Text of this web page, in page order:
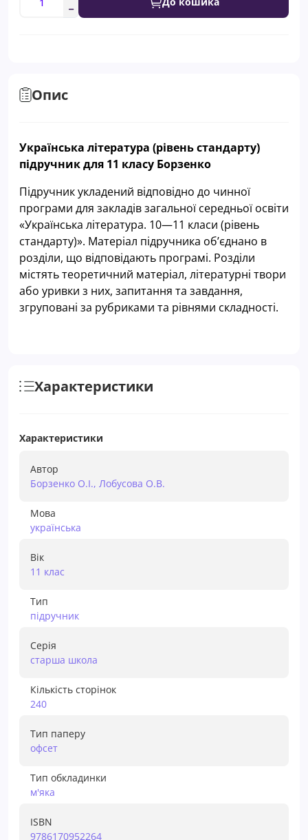
Опис
Українська література (рівень стандарту)
підручник для 11 класу Борзенко
Підручник укладений відповідно до чинної
програми для закладів загальної середньої освіти
«Українська література. 10—11 класи (рівень
стандарту)». Матеріал підручника об’єднано в
розділи, що відповідають програмі. Розділи
містять теоретичний матеріал, літературні твори
або уривки з них, запитання та завдання,
згруповані за рубриками та рівнями складності.
Характеристики
Характеристики
Автор
Борзенко О.І., Лобусова О.В.
Мова
українська
Вік
11 клас
Тип
пiдручник
Серія
старша школа
Кількість сторінок
240
Тип паперу
офсет
Тип обкладинки
м'яка
ISBN
9786170952264